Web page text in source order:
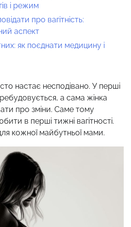
і режим
про вагітність:
аспект
як поєднати медицину і
настає несподівано. У перші
а сама жінка
про зміни. Саме тому
в перші тижні вагітності.
кожної майбутньої мами.